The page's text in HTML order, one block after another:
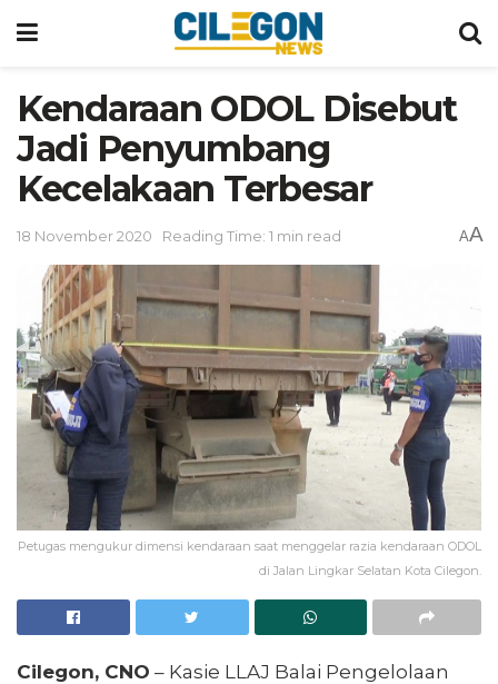
Kendaraan ODOL Disebut
Jadi Penyumbang
Kecelakaan Terbesar
18 November 2020 Reading Time: 1 min read AA
Petugas mengukur dimensi kendaraan saat menggelar razia kendaraan ODOL
di Jalan Lingkar Selatan Kota Cilegon.
Cilegon, CNO – Kasie LLAJ Balai Pengelolaan